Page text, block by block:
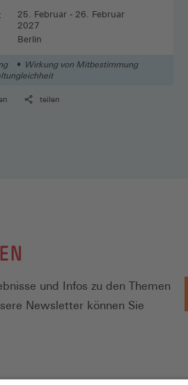
25. Februar - 26. Februar
2027
Berlin
Wirkung von Mitbestimmung
teilen
und Infos zu den Themen
Newsletter können Sie